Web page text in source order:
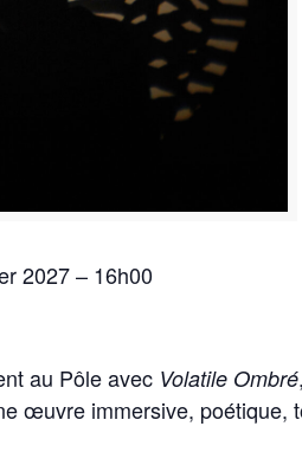
2027 – 16h00
au Pôle avec Volatile Ombré
œuvre immersive, poétique,